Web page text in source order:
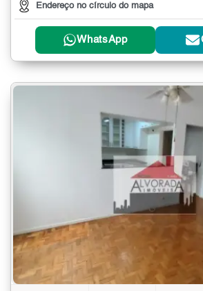
Endereço no círculo do mapa
WhatsApp